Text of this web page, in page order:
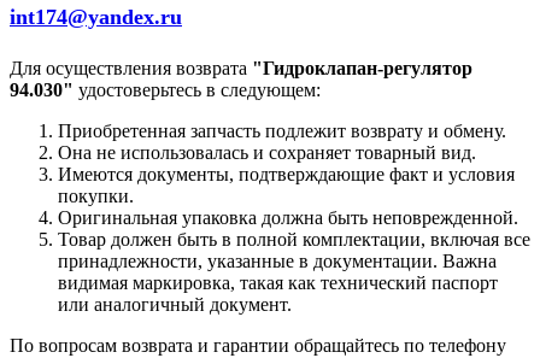
int174@yandex.ru
Для осуществления возврата "Гидроклапан-регулятор
94.030" удостоверьтесь в следующем:
Приобретенная запчасть подлежит возврату и обмену.
Она не использовалась и сохраняет товарный вид.
Имеются документы, подтверждающие факт и условия
покупки.
Оригинальная упаковка должна быть неповрежденной.
Товар должен быть в полной комплектации, включая все
принадлежности, указанные в документации. Важна
видимая маркировка, такая как технический паспорт
или аналогичный документ.
По вопросам возврата и гарантии обращайтесь по телефону